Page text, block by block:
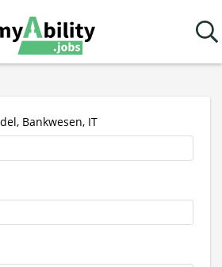
Bankwesen, IT